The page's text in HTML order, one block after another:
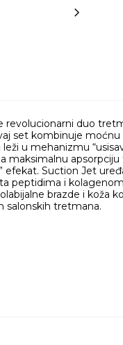
duo
set kombinuje
u mehanizmu
Suction Jet
peptidima i
brazde i koža
salonskih tretmana.